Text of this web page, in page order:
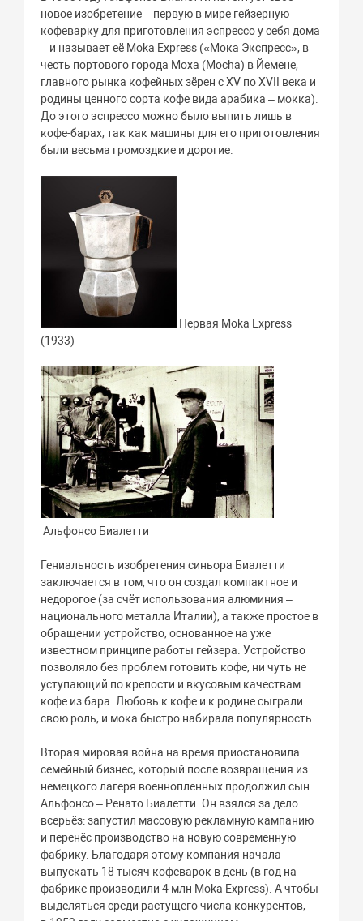
новое изобретение – первую в мире гейзерную
кофеварку для приготовления эспрессо у себя дома
– и называет её Moka Express («Мока Экспресс», в
честь портового города Моха (Mocha) в Йемене,
главного рынка кофейных зёрен с XV по XVII века и
родины ценного сорта кофе вида арабика – мокка).
До этого эспрессо можно было выпить лишь в
кофе-барах, так как машины для его приготовления
были весьма громоздкие и дорогие.
Первая Moka Express
(1933)
Альфонсо Биалетти
Гениальность изобретения синьора Биалетти
заключается в том, что он создал компактное и
недорогое (за счёт использования алюминия –
национального металла Италии), а также простое в
обращении устройство, основанное на уже
известном принципе работы гейзера. Устройство
позволяло без проблем готовить кофе, ни чуть не
уступающий по крепости и вкусовым качествам
кофе из бара. Любовь к кофе и к родине сыграли
свою роль, и мока быстро набирала популярность.
Вторая мировая война на время приостановила
семейный бизнес, который после возвращения из
немецкого лагеря военнопленных продолжил сын
Альфонсо – Ренато Биалетти. Он взялся за дело
всерьёз: запустил массовую рекламную кампанию
и перенёс производство на новую современную
фабрику. Благодаря этому компания начала
выпускать 18 тысяч кофеварок в день (в год на
фабрике производили 4 млн Moka Express). А чтобы
выделяться среди растущего числа конкурентов,